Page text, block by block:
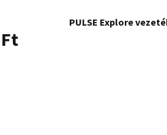
PULSE Explore
Ft